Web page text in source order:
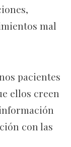
mal
pacientes
ellos creen
con las